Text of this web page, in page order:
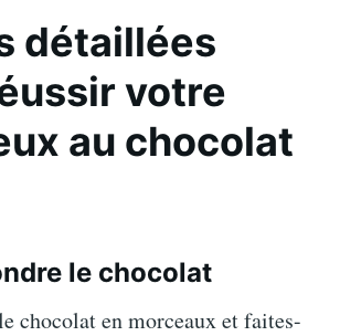
détaillées
votre
au chocolat
le chocolat
chocolat en morceaux et faites-